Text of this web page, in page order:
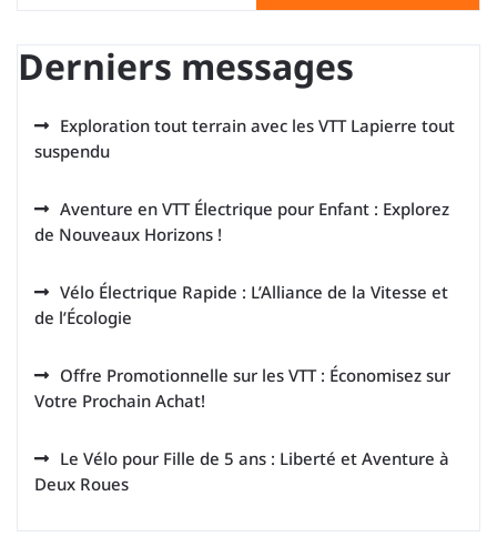
Derniers messages
Exploration tout terrain avec les VTT Lapierre tout
suspendu
Aventure en VTT Électrique pour Enfant : Explorez
de Nouveaux Horizons !
Vélo Électrique Rapide : L’Alliance de la Vitesse et
de l’Écologie
Offre Promotionnelle sur les VTT : Économisez sur
Votre Prochain Achat!
Le Vélo pour Fille de 5 ans : Liberté et Aventure à
Deux Roues